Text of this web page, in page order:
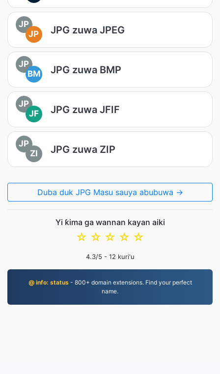
JP
JP
JPG zuwa JPEG
JP
BM
JPG zuwa BMP
JP
JF
JPG zuwa JFIF
JP
ZI
JPG zuwa ZIP
Duba duk JPG Masu sauya abubuwa →
Yi ƙima ga wannan kayan aiki
☆
☆
☆
☆
☆
4.3/5 - 12 kuri'u
@ info: status- 800+ domain extensions. Find your perfect
name.